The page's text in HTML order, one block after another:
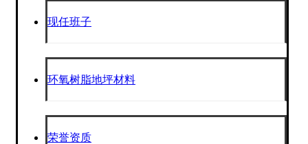
现任班子
环氧树脂地坪材料
荣誉资质